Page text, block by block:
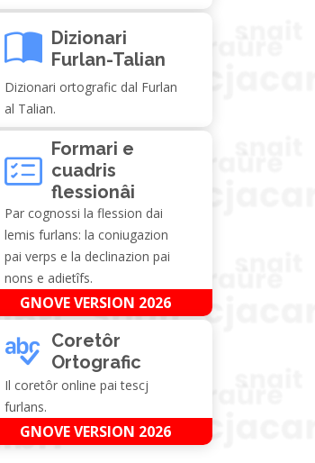
Dizionari
Furlan-Talian
Dizionari ortografic dal Furlan
al Talian.
Formari e
cuadris
flessionâi
Par cognossi la flession dai
lemis furlans: la coniugazion
pai verps e la declinazion pai
nons e adietîfs.
GNOVE VERSION 2026
Coretôr
Ortografic
Il coretôr online pai tescj
furlans.
GNOVE VERSION 2026